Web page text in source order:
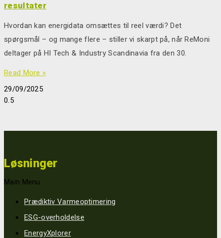
resultater
Hvordan kan energidata omsættes til reel værdi? Det
spørgsmål – og mange flere – stiller vi skarpt på, når ReMoni
deltager på HI Tech & Industry Scandinavia fra den 30.
Read More »
29/09/2025
Løsninger
Main Menu
Prædiktiv Varmeoptimering
ESG-overholdelse
EnergyXplorer